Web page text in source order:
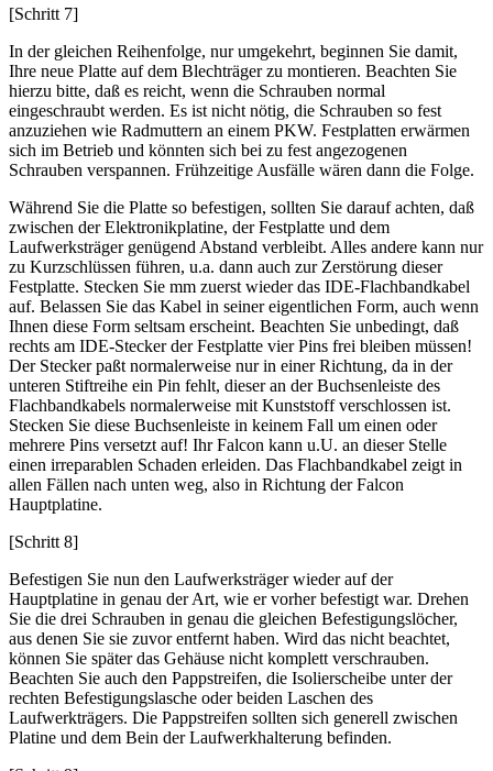
[Schritt 7]
In der gleichen Reihenfolge, nur umgekehrt, beginnen Sie damit,
Ihre neue Platte auf dem Blechträger zu montieren. Beachten Sie
hierzu bitte, daß es reicht, wenn die Schrauben normal
eingeschraubt werden. Es ist nicht nötig, die Schrauben so fest
anzuziehen wie Radmuttern an einem PKW. Festplatten erwärmen
sich im Betrieb und könnten sich bei zu fest angezogenen
Schrauben verspannen. Frühzeitige Ausfälle wären dann die Folge.
Während Sie die Platte so befestigen, sollten Sie darauf achten, daß
zwischen der Elektronikplatine, der Festplatte und dem
Laufwerksträger genügend Abstand verbleibt. Alles andere kann nur
zu Kurzschlüssen führen, u.a. dann auch zur Zerstörung dieser
Festplatte. Stecken Sie mm zuerst wieder das IDE-Flachbandkabel
auf. Belassen Sie das Kabel in seiner eigentlichen Form, auch wenn
Ihnen diese Form seltsam erscheint. Beachten Sie unbedingt, daß
rechts am IDE-Stecker der Festplatte vier Pins frei bleiben müssen!
Der Stecker paßt normalerweise nur in einer Richtung, da in der
unteren Stiftreihe ein Pin fehlt, dieser an der Buchsenleiste des
Flachbandkabels normalerweise mit Kunststoff verschlossen ist.
Stecken Sie diese Buchsenleiste in keinem Fall um einen oder
mehrere Pins versetzt auf! Ihr Falcon kann u.U. an dieser Stelle
einen irreparablen Schaden erleiden. Das Flachbandkabel zeigt in
allen Fällen nach unten weg, also in Richtung der Falcon
Hauptplatine.
[Schritt 8]
Befestigen Sie nun den Laufwerksträger wieder auf der
Hauptplatine in genau der Art, wie er vorher befestigt war. Drehen
Sie die drei Schrauben in genau die gleichen Befestigungslöcher,
aus denen Sie sie zuvor entfernt haben. Wird das nicht beachtet,
können Sie später das Gehäuse nicht komplett verschrauben.
Beachten Sie auch den Pappstreifen, die Isolierscheibe unter der
rechten Befestigungslasche oder beiden Laschen des
Laufwerkträgers. Die Pappstreifen sollten sich generell zwischen
Platine und dem Bein der Laufwerkhalterung befinden.